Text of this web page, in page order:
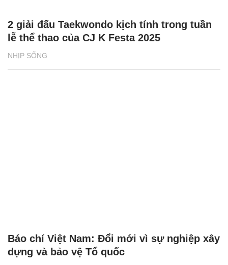
NHỊP SỐNG
2 giải đấu Taekwondo kịch tính trong tuần
lễ thể thao của CJ K Festa 2025
Báo chí Việt Nam: Đổi mới vì sự nghiệp xây
dựng và bảo vệ Tổ quốc